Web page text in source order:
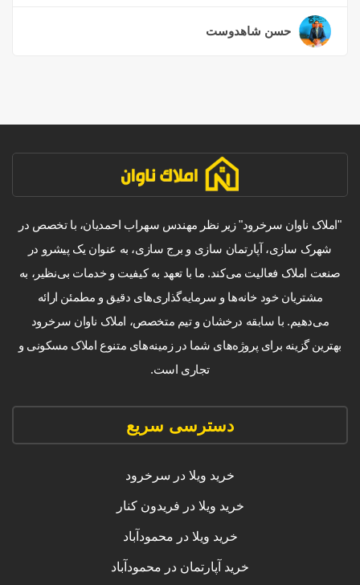
حسن شاهدوست
"املاک ناوان سرخرود" زیر نظر مهندس سهراب احمدیان، با تخصص در
شهرک سازی، آپارتمان سازی و برج سازی، به عنوان یک پیشرو در
صنعت املاک فعالیت می‌کند. ما با تعهد به کیفیت و خدمات بی‌نظیر، به
مشتریان خود خانه‌ها و سرمایه‌گذاری‌های دقیق و مطمئن ارائه
می‌دهیم. با سابقه درخشان و تیم متخصص، املاک ناوان سرخرود
بهترین گزینه برای پروژه‌های شما در زمینه‌های متنوع املاک مسکونی و
تجاری است.
دسترسی سریع
خرید ویلا در سرخرود
خرید ویلا در فریدون کنار
خرید ویلا در محمودآباد
خرید آپارتمان در محمودآباد